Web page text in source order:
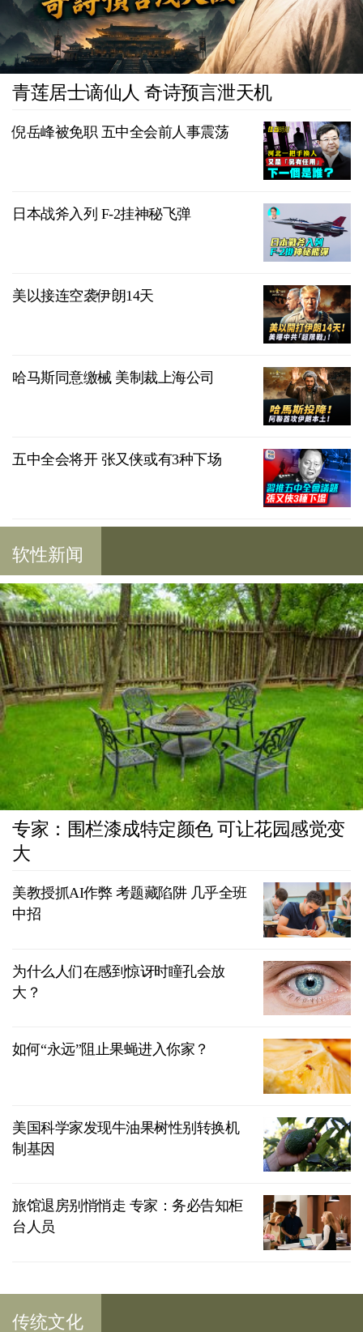
青莲居士谪仙人 奇诗预言泄天机
倪岳峰被免职 五中全会前人事震荡
日本战斧入列 F-2挂神秘飞弹
美以接连空袭伊朗14天
哈马斯同意缴械 美制裁上海公司
五中全会将开 张又侠或有3种下场
软性新闻
专家：围栏漆成特定颜色 可让花园感觉变
大
美教授抓AI作弊 考题藏陷阱 几乎全班
中招
为什么人们在感到惊讶时瞳孔会放
大？
如何“永远”阻止果蝇进入你家？
美国科学家发现牛油果树性别转换机
制基因
旅馆退房别悄悄走 专家：务必告知柜
台人员
传统文化